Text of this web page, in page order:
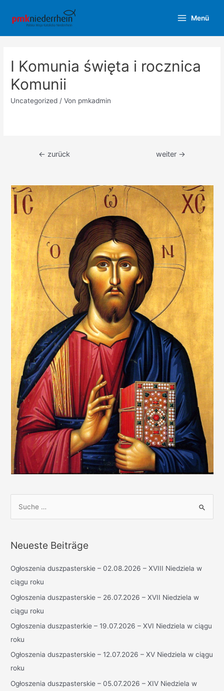
Inhalt
Menü
I Komunia święta i rocznica
Komunii
Uncategorized / Von pmkadmin
Beitragsnavigation
← zurück weiter →
h
n
n
a
c
h
Neueste Beiträge
Ogłoszenia duszpasterskie – 02.08.2026 – XVIII Niedziela w
ciągu roku
Ogłoszenia duszpasterskie – 26.07.2026 – XVII Niedziela w
ciągu roku
Ogłoszenia duszpasterkie – 19.07.2026 – XVI Niedziela w ciągu
roku
Ogłoszenia duszpasterskie – 12.07.2026 – XV Niedziela w ciągu
roku
Ogłoszenia duszpasterskie – 05.07.2026 – XIV Niedziela w